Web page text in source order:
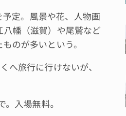
定。風景や花、人物画
幡（滋賀）や尾鷲など
のが多いという。
旅行に行けないが、
入場無料。